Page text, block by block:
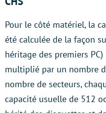
Pour le côté matériel, la
été calculée de la façon
héritage des premiers
multiplié par un nombre
nombre de secteurs,
capacité usuelle de 512